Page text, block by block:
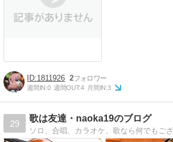
1811926 2
週間IN:0 週間OUT:4 月間IN:3
29
歌は友達・naoka19のブログ
ソロ、合唱、カラオケ、歌なら何でもご